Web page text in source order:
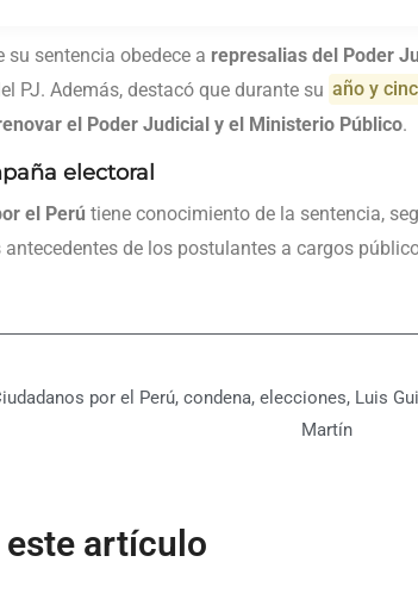
su sentencia obedece a represalias del Poder
PJ. Además, destacó que durante su año y
el Poder Judicial y el Ministerio Público.
electoral
el Perú tiene conocimiento de la sentencia,
antecedentes de los postulantes a cargos
por el Perú, condena, elecciones, Luis
Martín
artículo